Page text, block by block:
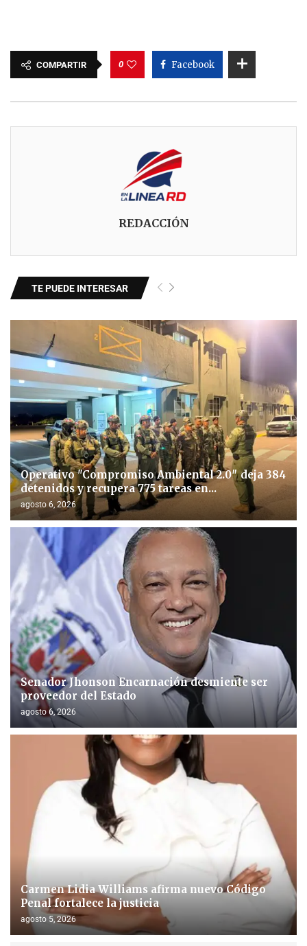
COMPARTIR 0 Facebook
REDACCIÓN
TE PUEDE INTERESAR
Operativo "Compromiso Ambiental 2.0″ deja 384
detenidos y recupera 775 tareas en...
agosto 6, 2026
Senador Jhonson Encarnación desmiente ser
proveedor del Estado
agosto 6, 2026
Carmen Lidia Williams afirma nuevo Código
Penal fortalece la justicia
agosto 5, 2026